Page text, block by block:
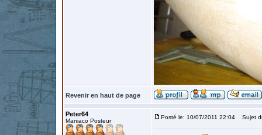
Revenir en haut de page
Peter64
Maniaco Posteur
Posté le: 10/07/2011 22:04 Sujet